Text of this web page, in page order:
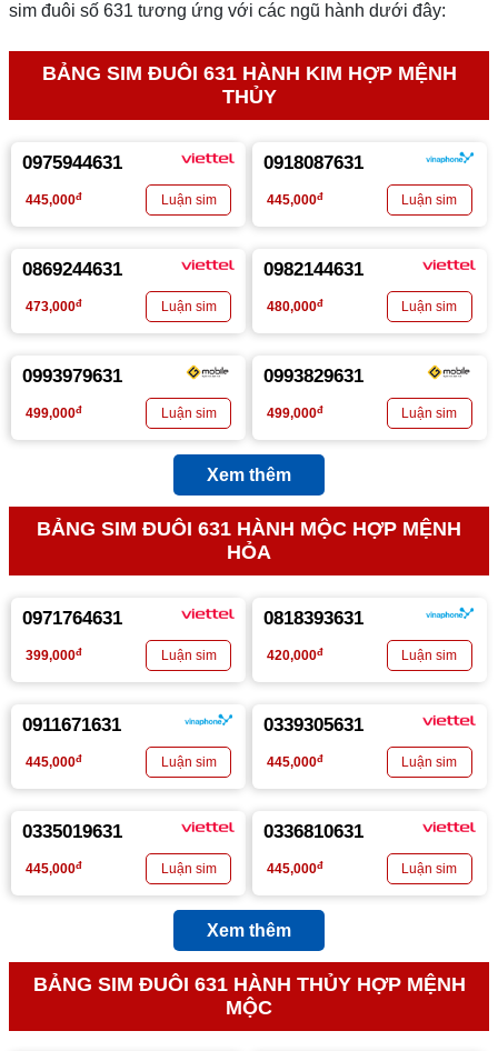
sim đuôi số 631 tương ứng với các ngũ hành dưới đây:
BẢNG SIM ĐUÔI 631 HÀNH KIM HỢP MỆNH
THỦY
0975944631
445,000đ
0918087631
445,000đ
0869244631
473,000đ
0982144631
480,000đ
0993979631
499,000đ
0993829631
499,000đ
Xem thêm
BẢNG SIM ĐUÔI 631 HÀNH MỘC HỢP MỆNH
HỎA
0971764631
399,000đ
0818393631
420,000đ
0911671631
445,000đ
0339305631
445,000đ
0335019631
445,000đ
0336810631
445,000đ
Xem thêm
BẢNG SIM ĐUÔI 631 HÀNH THỦY HỢP MỆNH
MỘC